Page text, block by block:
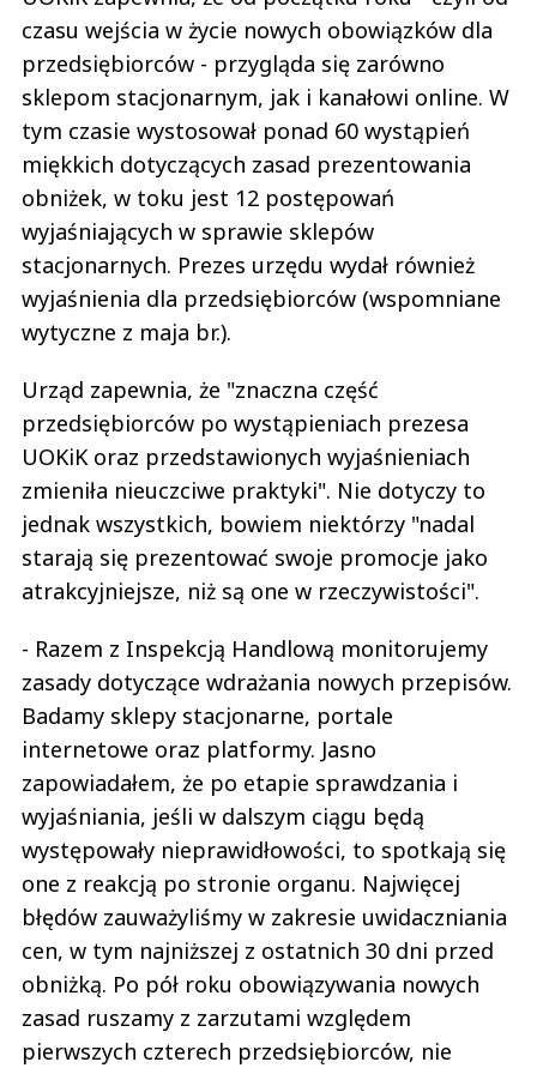
czasu wejścia w życie nowych obowiązków dla
przedsiębiorców - przygląda się zarówno
sklepom stacjonarnym, jak i kanałowi online. W
tym czasie wystosował ponad 60 wystąpień
miękkich dotyczących zasad prezentowania
obniżek, w toku jest 12 postępowań
wyjaśniających w sprawie sklepów
stacjonarnych. Prezes urzędu wydał również
wyjaśnienia dla przedsiębiorców (wspomniane
wytyczne z maja br.).
Urząd zapewnia, że "znaczna część
przedsiębiorców po wystąpieniach prezesa
UOKiK oraz przedstawionych wyjaśnieniach
zmieniła nieuczciwe praktyki". Nie dotyczy to
jednak wszystkich, bowiem niektórzy "nadal
starają się prezentować swoje promocje jako
atrakcyjniejsze, niż są one w rzeczywistości".
- Razem z Inspekcją Handlową monitorujemy
zasady dotyczące wdrażania nowych przepisów.
Badamy sklepy stacjonarne, portale
internetowe oraz platformy. Jasno
zapowiadałem, że po etapie sprawdzania i
wyjaśniania, jeśli w dalszym ciągu będą
występowały nieprawidłowości, to spotkają się
one z reakcją po stronie organu. Najwięcej
błędów zauważyliśmy w zakresie uwidaczniania
cen, w tym najniższej z ostatnich 30 dni przed
obniżką. Po pół roku obowiązywania nowych
zasad ruszamy z zarzutami względem
pierwszych czterech przedsiębiorców, nie